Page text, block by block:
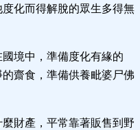
化而得解脫的眾生多得無
境中，準備度化有緣的
齋食，準備供養毗婆尸佛
財產，平常靠著販售到野